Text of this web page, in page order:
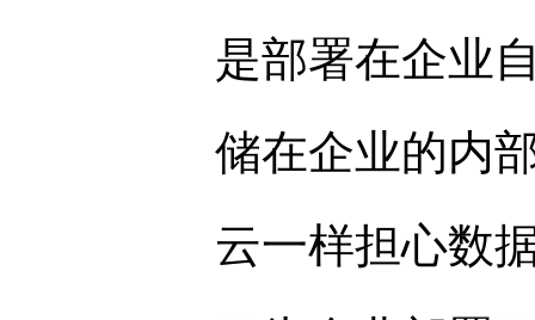
是部署在企业
储在企业的内
云一样担心数